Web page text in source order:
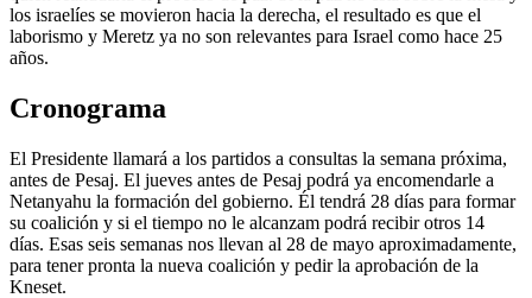
los israelíes se movieron hacia la derecha, el resultado es que el
laborismo y Meretz ya no son relevantes para Israel como hace 25
años.
Cronograma
El Presidente llamará a los partidos a consultas la semana próxima,
antes de Pesaj. El jueves antes de Pesaj podrá ya encomendarle a
Netanyahu la formación del gobierno. Él tendrá 28 días para formar
su coalición y si el tiempo no le alcanzam podrá recibir otros 14
días. Esas seis semanas nos llevan al 28 de mayo aproximadamente,
para tener pronta la nueva coalición y pedir la aprobación de la
Kneset.